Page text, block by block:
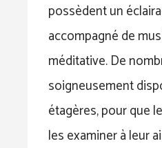
possèdent un
accompagné de
méditative. De
soigneusement
étagères, pour que
les examiner à leur